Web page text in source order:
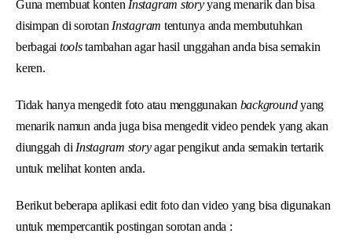
Guna membuat konten Instagram storyyang menarik dan bisa
disimpan di sorotan Instagram tentunya anda membutuhkan
berbagai toolstambahan agar hasil unggahan anda bisa semakin
keren.
Tidak hanya mengedit foto atau menggunakan backgroundyang
menarik namun anda juga bisa mengedit video pendek yang akan
diunggah di Instagram storyagar pengikut anda semakin tertarik
untuk melihat konten anda.
Berikut beberapa aplikasi edit foto dan video yang bisa digunakan
untuk mempercantik postingan sorotan anda :